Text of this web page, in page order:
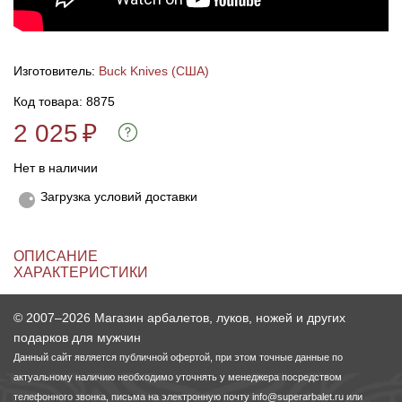
Изготовитель: Buck Knives (США)
Код товара: 8875
2 025₽
Нет в наличии
Загрузка условий доставки
ОПИСАНИЕ
ХАРАКТЕРИСТИКИ
© 2007–2026 Магазин арбалетов, луков, ножей и других
подарков для мужчин
Данный сайт является публичной офертой, при этом точные данные по
актуальному наличию необходимо уточнять у менеджера посредством
телефонного звонка, письма на электронную почту info@superarbalet.ru или
Кликеры для лука